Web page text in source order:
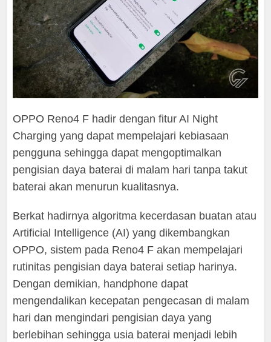
OPPO Reno4 F hadir dengan fitur AI Night
Charging yang dapat mempelajari kebiasaan
pengguna sehingga dapat mengoptimalkan
pengisian daya baterai di malam hari tanpa takut
baterai akan menurun kualitasnya.
Berkat hadirnya algoritma kecerdasan buatan atau
Artificial Intelligence (AI) yang dikembangkan
OPPO, sistem pada Reno4 F akan mempelajari
rutinitas pengisian daya baterai setiap harinya.
Dengan demikian, handphone dapat
mengendalikan kecepatan pengecasan di malam
hari dan mengindari pengisian daya yang
berlebihan sehingga usia baterai menjadi lebih